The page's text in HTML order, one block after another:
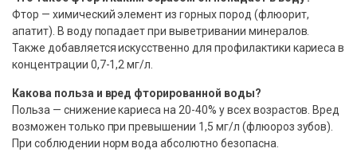
Фтор — химический элемент из горных пород (флюорит,
апатит). В воду попадает при выветривании минералов.
Также добавляется искусственно для профилактики кариеса в
концентрации 0,7-1,2 мг/л.
Какова польза и вред фторированной воды?
Польза — снижение кариеса на 20-40% у всех возрастов. Вред
возможен только при превышении 1,5 мг/л (флюороз зубов).
При соблюдении норм вода абсолютно безопасна.